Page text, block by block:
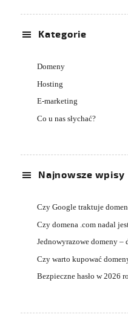
Kategorie
Domeny
Hosting
E-marketing
Co u nas słychać?
Najnowsze wpisy
Czy Google traktuje
Czy domena .com nadal
Jednowyrazowe domeny –
Czy warto kupować
Bezpieczne hasło w 2026